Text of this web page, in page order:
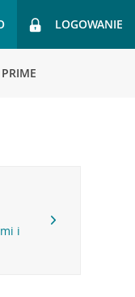
LOGOWANIE
i